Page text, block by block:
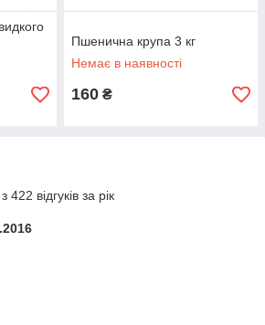
Пшенична крупа 3 кг
Немає в наявності
160 ₴
відгуків за рік